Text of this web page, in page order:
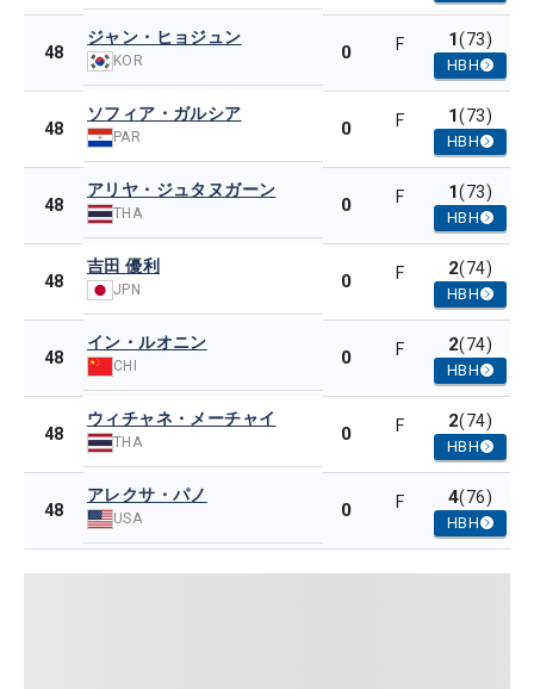
48
ジャン・ヒョジュン
KOR 0 F 1(73)
HBH
48
ソフィア・ガルシア
PAR 0 F 1(73)
HBH
48
アリヤ・ジュタヌガーン
THA 0 F 1(73)
HBH
48
吉田 優利
JPN 0 F 2(74)
HBH
48
イン・ルオニン
CHI 0 F 2(74)
HBH
48
ウィチャネ・メーチャイ
THA 0 F 2(74)
HBH
48
アレクサ・パノ
USA 0 F 4(76)
HBH